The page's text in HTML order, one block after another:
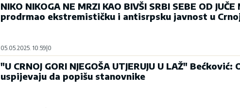
NIKO NIKOGA NE MRZI KAO BIVŠI SRBI SEBE OD
prodrmao ekstremističku i antisrpsku javnost u
05.05.2025. 10:59 0
"U CRNOJ GORI NJEGOŠA UTJERUJU U LAŽ"
uspijevaju da popišu stanovnike